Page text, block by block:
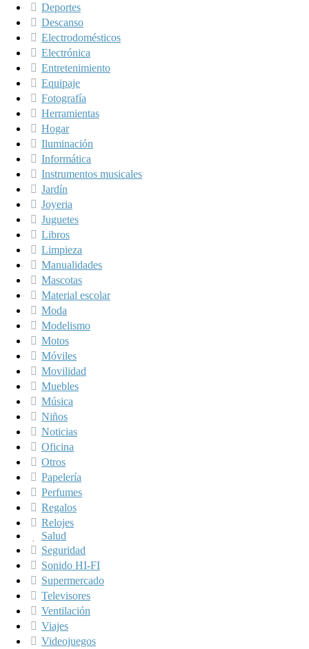
Deportes
Descanso
Electrodomésticos
Electrónica
Entretenimiento
Equipaje
Fotografía
Herramientas
Hogar
Iluminación
Informática
Instrumentos musicales
Jardín
Joyeria
Juguetes
Libros
Limpieza
Manualidades
Mascotas
Material escolar
Moda
Modelismo
Motos
Móviles
Movilidad
Muebles
Música
Niños
Noticias
Oficina
Otros
Papelería
Perfumes
Regalos
Relojes
Salud
Seguridad
Sonido HI-FI
Supermercado
Televisores
Ventilación
Viajes
Videojuegos